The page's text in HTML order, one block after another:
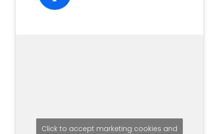
Click to accept marketing cookies and